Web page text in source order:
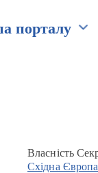
порталу
Власність
Східна Європа